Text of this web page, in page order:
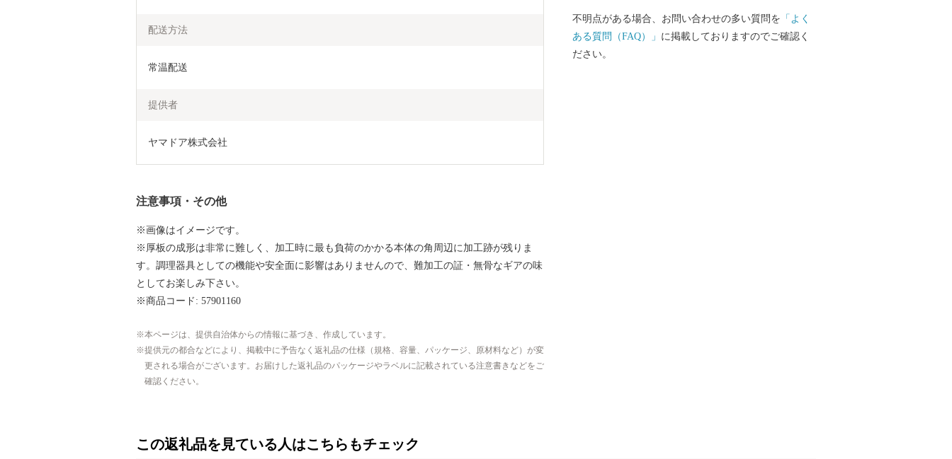
配送方法
常温配送
提供者
ヤマドア株式会社
注意事項・その他
※画像はイメージです。
※厚板の成形は非常に難しく、加工時に最も負荷のかかる本体の角周辺に加工跡が残りま
す。調理器具としての機能や安全面に影響はありませんので、難加工の証・無骨なギアの味
としてお楽しみ下さい。
※商品コード: 57901160
本ページは、提供自治体からの情報に基づき、作成しています。
提供元の都合などにより、掲載中に予告なく返礼品の仕様（規格、容量、パッケージ、原材料など）が変
更される場合がございます。お届けした返礼品のパッケージやラベルに記載されている注意書きなどをご
確認ください。
市」を目指しさまざまな取組を進めていますので、袋
井市へのご声援をよろしくお願いします。
不明点がある場合、お問い合わせの多い質問を 「よく
ある質問（FAQ）」 に掲載しておりますのでご確認く
ださい。
この返礼品を見ている人はこちらもチェック